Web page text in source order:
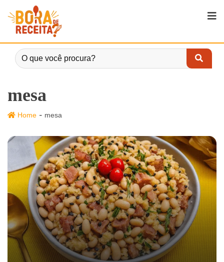
mesa
Home - mesa